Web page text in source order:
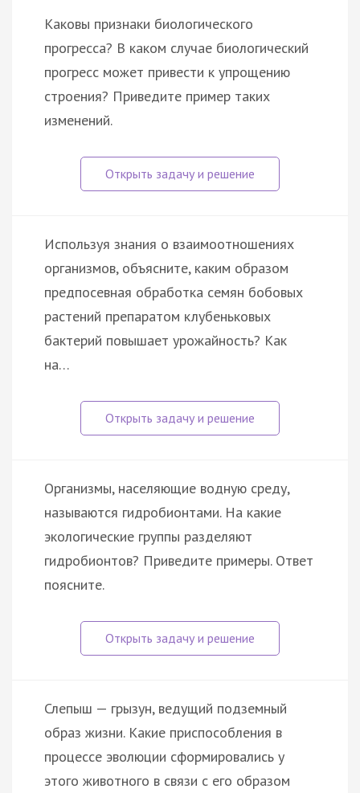
Каковы признаки биологического
прогресса? В каком случае биологический
прогресс может привести к упрощению
строения? Приведите пример таких
изменений.
Используя знания о взаимоотношениях
организмов, объясните, каким образом
предпосевная обработка семян бобовых
растений препаратом клубеньковых
бактерий повышает урожайность? Как
на…
Организмы, населяющие водную среду,
называются гидробионтами. На какие
экологические группы разделяют
гидробионтов? Приведите примеры. Ответ
поясните.
Слепыш — грызун, ведущий подземный
образ жизни. Какие приспособления в
процессе эволюции сформировались у
этого животного в связи с его образом